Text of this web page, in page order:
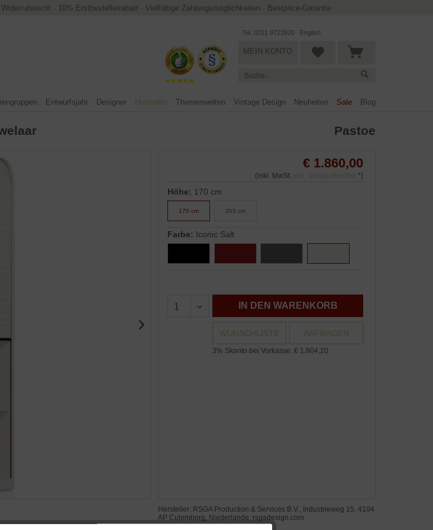
· 10% Erstbestellerrabatt · Vielfältige Zahlungsmöglichkeiten · Bestprice-Garantie
Tel. 0221 9723920 English
MEIN KONTO
Entwurfsjahr Designer Hersteller Themenwelten Vintage Design Neuheiten Sale Blog
Pastoe
€ 1.860,00
(inkl. MwSt. inkl. Versandkosten *)
Höhe: 170 cm
170 cm 205 cm
Farbe: Iconic Salt
IN DEN WARENKORB
WUNSCHLISTE ANFRAGEN
3% Skonto bei Vorkasse: € 1.804,20
Hersteller: RSGA Production & Services B.V., Industrieweg 15, 4104
AP Culemborg, Niederlande, rsgadesign.com